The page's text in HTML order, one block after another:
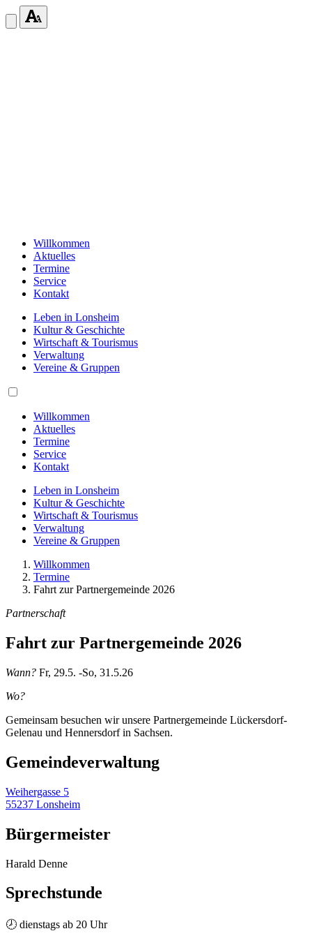
Willkommen
Aktuelles
Termine
Service
Kontakt
Leben in Lonsheim
Kultur & Geschichte
Wirtschaft & Tourismus
Verwaltung
Vereine & Gruppen
Willkommen
Aktuelles
Termine
Service
Kontakt
Leben in Lonsheim
Kultur & Geschichte
Wirtschaft & Tourismus
Verwaltung
Vereine & Gruppen
Willkommen
Termine
Fahrt zur Partnergemeinde 2026
Partnerschaft
Fahrt zur Partnergemeinde 2026
Wann? Fr, 29.5. -So, 31.5.26
Wo?
Gemeinsam besuchen wir unsere Partnergemeinde Lückersdorf-
Gelenau und Hennersdorf in Sachsen.
Gemeinde­verwaltung
Weihergasse 5
55237 Lonsheim
Bürgermeister
Harald Denne
Sprechstunde
🕗 dienstags ab 20 Uhr